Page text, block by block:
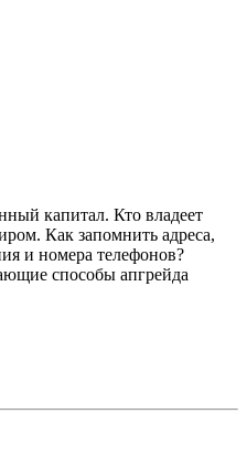
капитал. Кто владеет
Как запомнить адреса,
и номера телефонов?
способы апгрейда